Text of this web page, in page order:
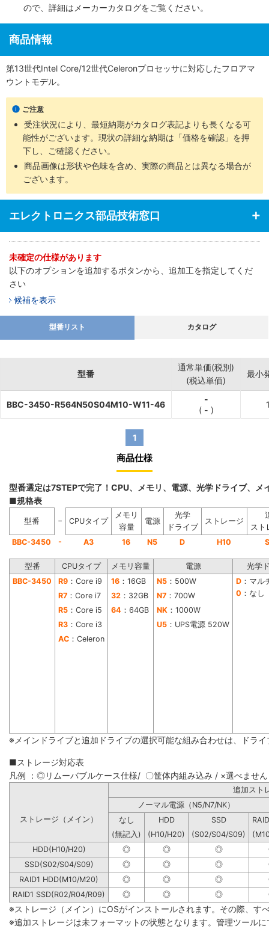
ので、詳細は メーカーカタログをご覧ください。
商品情報
第13世代Intel Core/12世代Celeronプロセッサに対応したフロアマ
ウントモデル。
ご注意
受注状況により、最短納期がカタログ表記よりも長くなる可
能性がございます。現状の詳細な納期は「価格を確認」を押
下し、ご確認ください。
商品画像は形状や色味を含め、実際の商品とは異なる場合が
ございます。
エレクトロニクス部品技術窓口
未確定の仕様があります
以下のオプションを追加するボタンから、追加工を指定してくだ
さい
候補を表示
型番リスト カタログ
型番
通常単価(税別)
(税込単価)
最小
BBC-3450-R564N50S04M10-W11-46
-
( - )
1
商品仕様
型番選定は7STEPで完了！CPU、メモリ、電源、光学ドライブ、
■規格表
型番 − CPUタイプ
メモリ
容量
電源
光学
ドライブ
ストレージ
スト
BBC-3450
- A3 16 N5 D H10
型番 CPUタイプ メモリ容量 電源
光学
BBC-3450
R9 ：Core i9 16 ：16GB N5 ：500W D ：マル
0 ：なし
R7 ：Core i7 32 ：32GB N7 ：700W
R5 ：Core i5 64 ：64GB NK ：1000W
R3 ：Core i3 U5 ：UPS電源 520W
AC ：Celeron
※メインドライブと追加ドライブの選択可能な組み合わせは、ドラ
■ストレージ対応表
凡例 ：◎リムーバブルケース仕様/ 〇筐体内組み込み / ×選べません
追
ノーマル電源（N5/N7/NK）
ストレージ（メイン）
なし HDD SSD
(無記入)
(H10/H20) (S02/S04/S09)
HDD(H10/H20)
◎ ◎ ◎
SSD(S02/S04/S09)
◎ ◎ ◎
RAID1 HDD(M10/M20)
◎ ◎ ◎
RAID1 SSD(R02/R04/R09)
◎ ◎ ◎
※ストレージ（メイン）にOSがインストールされます。その際、す
※追加ストレージは未フォーマットの状態となります。管理ツール